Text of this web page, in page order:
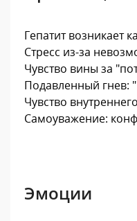
Гепатит возникает
Стресс из-за
Чувство вины за
Подавленный гнев:
Чувство
Самоуважение:
Эмоции